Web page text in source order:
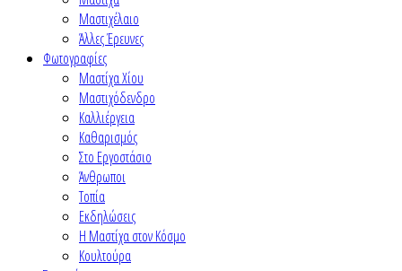
Μαστιχέλαιο
Άλλες Έρευνες
Φωτογραφίες
Μαστίχα Χίου
Μαστιχόδενδρο
Καλλιέργεια
Καθαρισμός
Στο Εργοστάσιο
Άνθρωποι
Τοπία
Εκδηλώσεις
Η Μαστίχα στον Κόσμο
Κουλτούρα